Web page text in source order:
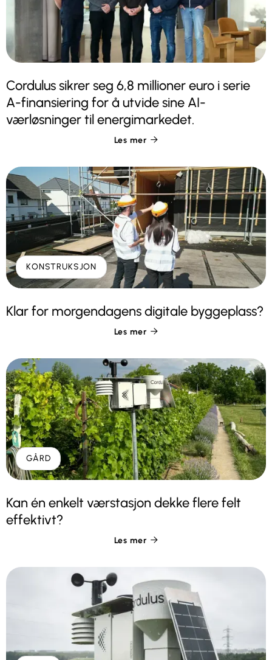
Cordulus sikrer seg 6,8 millioner euro i serie
A-finansiering for å utvide sine AI-
værløsninger til energimarkedet.
Les mer 
KONSTRUKSJON
Klar for morgendagens digitale byggeplass?
Les mer 
GÅRD
Kan én enkelt værstasjon dekke flere felt
effektivt?
Les mer 